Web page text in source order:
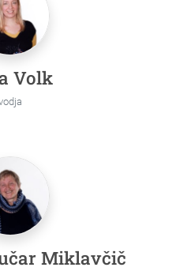
Volk
Miklavčič